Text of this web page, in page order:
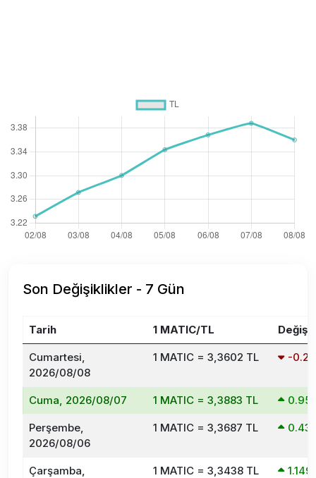
Son Değişiklikler - 7 Gün
Tarih 1 MATIC/TL
Cumartesi,
2026/08/08
1 MATIC = 3,3602 TL -
Cuma, 2026/08/07 1 MATIC = 3,3883 TL
Perşembe,
2026/08/06
1 MATIC = 3,3687 TL
Çarşamba,
1 MATIC = 3,3438 TL